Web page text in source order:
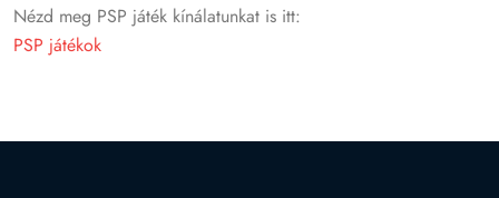
Nézd meg PSP játék kínálatunkat is itt:
PSP játékok